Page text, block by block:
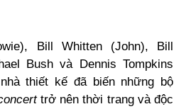
Bill Whitten (John), Bill
Bush và Dennis Tompkins
thiết kế đã biến những bộ
trở nên thời trang và độc